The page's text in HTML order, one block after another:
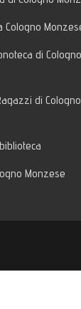
Cologno
di Cologno
di Cologno
Monzese